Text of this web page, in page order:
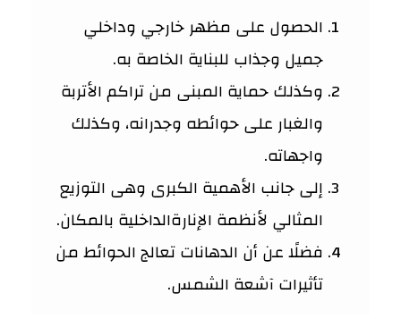
الحصول على مظهر خارجي وداخلي
جميل وجذاب للبناية الخاصة به.
وكذلك حماية المبنى من تراكم الأتربة
والغبار على حوائطه وجدرانه، وكذلك
واجهاته.
إلى جانب الأهمية الكبرى وهى التوزيع
المثالي لأنظمة الإنارةالداخلية بالمكان.
فضلًا عن أن الدهانات تعالج الحوائط من
تأثيرات آشعة الشمس.